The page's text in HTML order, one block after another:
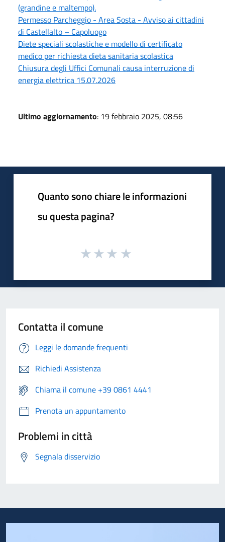
(grandine e maltempo).
Permesso Parcheggio - Area Sosta - Avviso ai cittadini
di Castellalto – Capoluogo
Diete speciali scolastiche e modello di certificato
medico per richiesta dieta sanitaria scolastica
Chiusura degli Uffici Comunali causa interruzione di
energia elettrica 15.07.2026
Ultimo aggiornamento: 19 febbraio 2025, 08:56
Quanto sono chiare le informazioni
su questa pagina?
Contatta il comune
Leggi le domande frequenti
Richiedi Assistenza
Chiama il comune +39 0861 4441
Prenota un appuntamento
Problemi in città
Segnala disservizio